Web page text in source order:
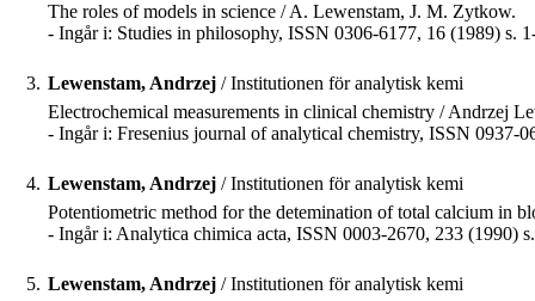
The roles of models in science / A. Lewenstam, J. M. Zytkow.
- Ingår i: Studies in philosophy, ISSN 0306-6177, 16 (1989) s.
3. Lewenstam, Andrzej / Institutionen för analytisk kemi
Electrochemical measurements in clinical chemistry / Andrzej
- Ingår i: Fresenius journal of analytical chemistry, ISSN 0937-
4. Lewenstam, Andrzej / Institutionen för analytisk kemi
Potentiometric method for the detemination of total calcium in
- Ingår i: Analytica chimica acta, ISSN 0003-2670, 233 (1990)
5. Lewenstam, Andrzej / Institutionen för analytisk kemi